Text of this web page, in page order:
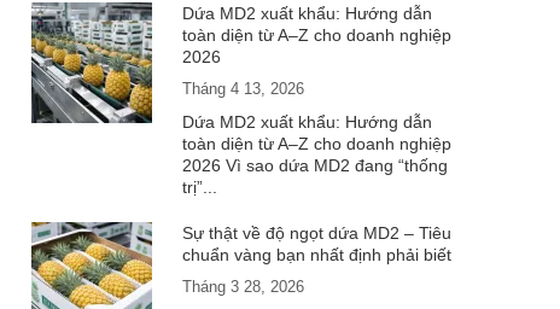
Dứa MD2 xuất khẩu: Hướng dẫn
toàn diện từ A–Z cho doanh nghiệp
2026
Tháng 4 13, 2026
Dứa MD2 xuất khẩu: Hướng dẫn
toàn diện từ A–Z cho doanh nghiệp
2026 Vì sao dứa MD2 đang “thống
trị”...
Sự thật về độ ngọt dứa MD2 – Tiêu
chuẩn vàng bạn nhất định phải biết
Tháng 3 28, 2026